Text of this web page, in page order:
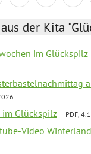
der Kita
im Glückspilz
im Glückspilz PDF,
Video